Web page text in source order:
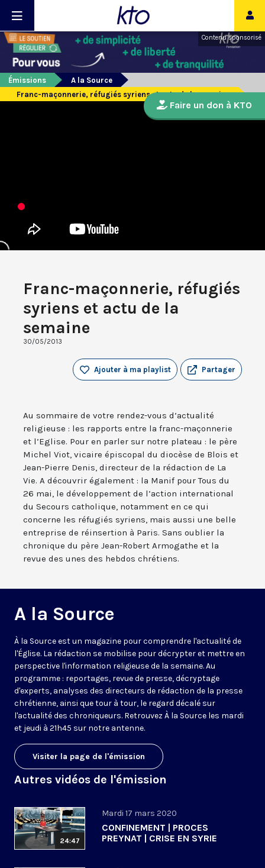
Contenu sponsorisé
Émissions
A la Source
Franc-maçonnerie, réfugiés syriens et actu de la semaine
Franc-maçonnerie, réfugiés
syriens et actu de la
semaine
30/05/2013
Partager
Ajouter à ma playlist
Au sommaire de votre rendez-vous d’actualité
religieuse : les rapports entre la franc-maçonnerie
et l’Eglise. Pour en parler sur notre plateau : le père
Michel Viot, vicaire épiscopal du diocèse de Blois et
Jean-Pierre Denis, directeur de la rédaction de La
Vie. A découvrir également : la Manif pour Tous du
26 mai, le développement de l’action international
du Secours catholique, notamment en ce qui
concerne les réfugiés syriens, mais aussi une belle
entreprise de réinsertion à Paris. Sans oublier la
chronique du père Jean-Robert Armogathe et la
revue des unes des hebdos chrétiens.
A la Source
À la Source est un magazine pour comprendre l'actualité de
l'Église. La rédaction se mobilise pour décrypter et mettre en
perspective l'information religieuse de la semaine. Au
programme : reportages, revue de presse, décryptage
d'experts, analyses des directeurs de rédaction de la presse
chrétienne, ainsi que tour à tour, le regard décalé sur
l'actualité des chroniqueurs. Retrouvez À la Source les mardi
et jeudi à 21h45 sur notre antenne.
Visiter la page de l'émission
Autres vidéos de l'émission
24:47
Mardi 17 mars 2020
CONFINEMENT | PROCES
PREYNAT | CRISE EN SYRIE
Faire un don à KTO